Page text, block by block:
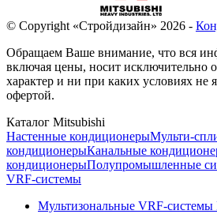
© Copyright «Стройдизайн» 2026 -
Обращаем Ваше внимание, что вся
включая цены, носит исключительно
характер и ни при каких условиях не
офертой.
Каталог Mitsubishi
Настенные кондиционерыМульти-
кондиционерыКанальные
кондиционерыПолупромышленные
VRF-системы
Мультизональные VRF-системы